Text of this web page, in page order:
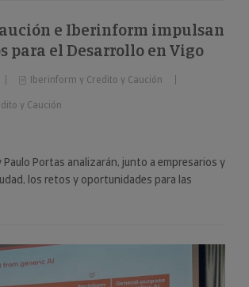
e Iberinform impulsan
para el Desarrollo en Vigo
Iberinform y Credito y Caución
y Caución
Paulo Portas analizarán, junto a empresarios y
los retos y oportunidades para las